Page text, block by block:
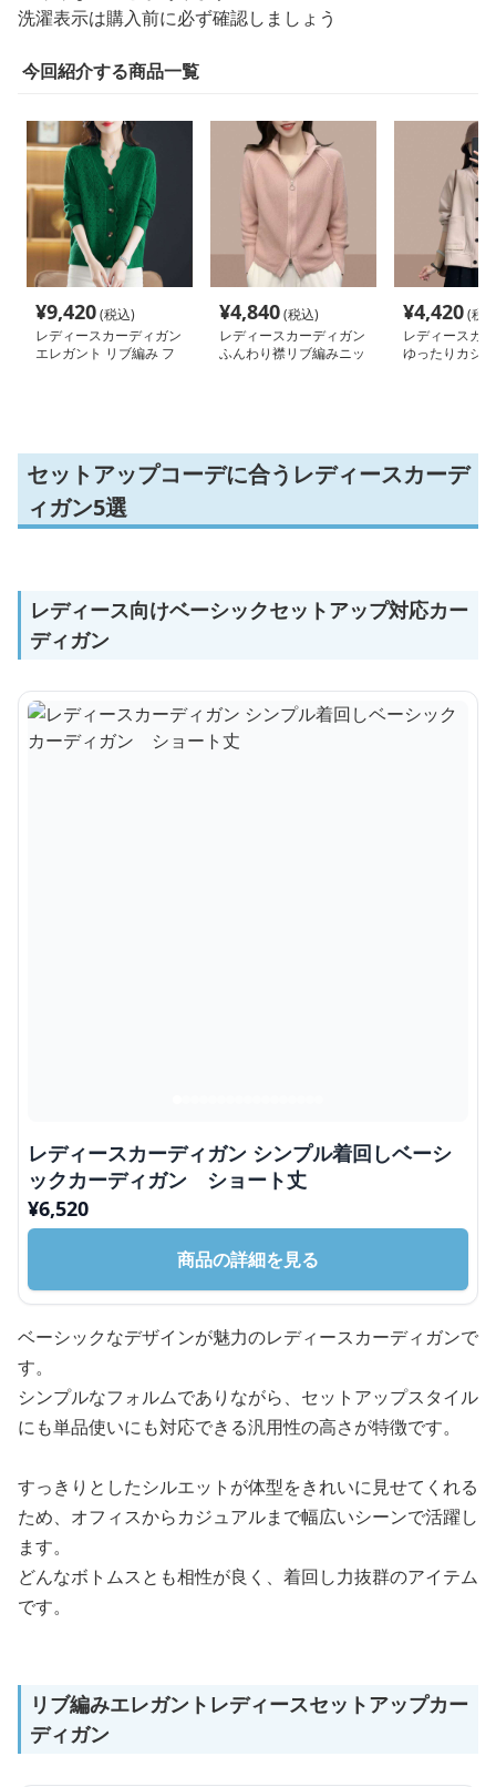
洗濯表示は購入前に必ず確認しましょう
今回紹介する商品一覧
¥9,420(税込)
レディースカーディガン
エレガント リブ編み フ
¥4,840(税込)
レディースカーディガン
ふんわり襟リブ編みニッ
¥4,420(税
レディースカ
ゆったりカジ
セットアップコーデに合うレディースカーデ
ィガン5選
レディース向けベーシックセットアップ対応カー
ディガン
レディースカーディガン シンプル着回しベーシ
ックカーディガン ショート丈
¥6,520
商品の詳細を見る
ベーシックなデザインが魅力のレディースカーディガンで
す。
シンプルなフォルムでありながら、セットアップスタイル
にも単品使いにも対応できる汎用性の高さが特徴です。
すっきりとしたシルエットが体型をきれいに見せてくれる
ため、オフィスからカジュアルまで幅広いシーンで活躍し
ます。
どんなボトムスとも相性が良く、着回し力抜群のアイテム
です。
リブ編みエレガントレディースセットアップカー
ディガン